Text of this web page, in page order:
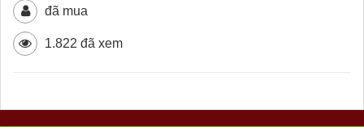
đã mua
1.822 đã xem